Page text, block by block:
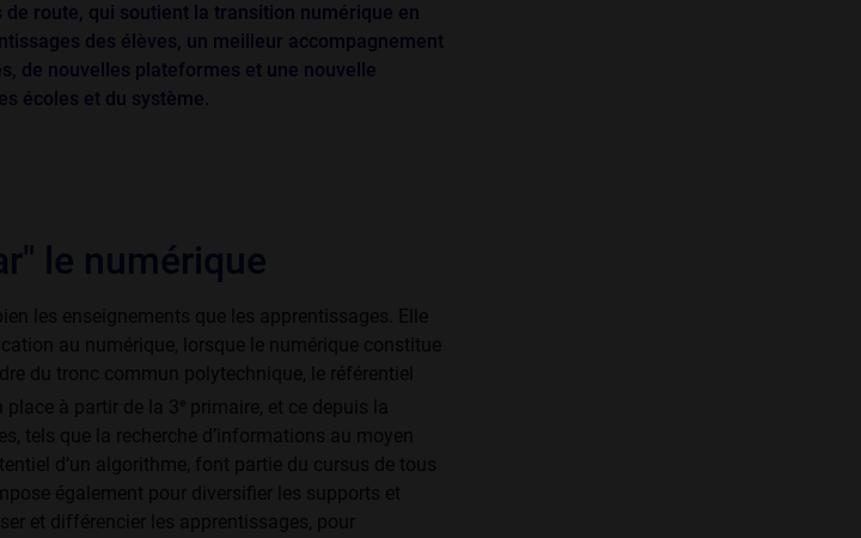
route, qui soutient la transition numérique en
des élèves, un meilleur ac­compagnement
de nouvelles plateformes et une nouvelle
écoles et du système.
le numérique
les enseignements que les apprentissages. Elle
au numérique, lorsque le numérique constitue
du tronc commun polytechnique, le référentiel
place à partir de la 3 e
primaire, et ce depuis la
tels que la recherche d’informations au moyen
d’un algorithme, font partie du cursus de tous
également pour diversifier les supports et
et différencier les apprentissages, pour